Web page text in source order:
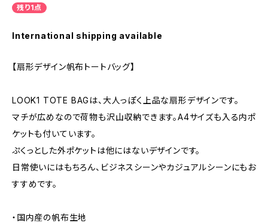
残り1点
International shipping available
【扇形デザイン帆布トートバッグ】
LOOK1 TOTE BAGは、大人っぽく上品な扇形デザインです。
マチが広めなので荷物も沢山収納できます。A4サイズも入る内ポ
ケットも付いています。
ぷくっとした外ポケットは他にはないデザインです。
日常使いにはもちろん、ビジネスシーンやカジュアルシーンにもお
すすめです。
・国内産の帆布生地